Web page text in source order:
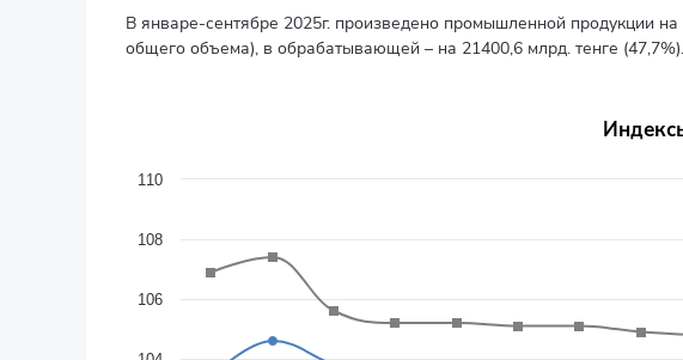
В январе-сентябре 2025г. произведено промышленной продукции
общего объема), в обрабатывающей – на 21400,6 млрд. тенге (47,7%).
в процентах к соответствующему периоду прошлого года
The chart has 1 Y axis displaying values. Data ranges from 99.8 to 109.6.
106
108
110